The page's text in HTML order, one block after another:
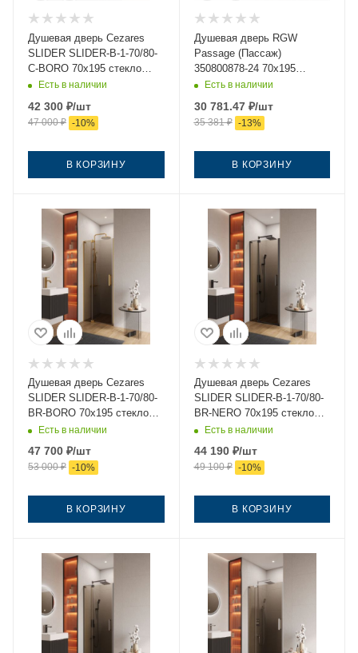
Душевая дверь Cezares
SLIDER SLIDER-B-1-70/80-
C-BORO 70х195 стекло
прозрачное профиль
Есть в наличии
42 300 ₽/шт
47 000₽ -10%
В КОРЗИНУ
Душевая дверь RGW
Passage (Пассаж)
350800878-24 70х195
стекло матовое профиль
Есть в наличии
30 781.47₽/шт
35 381₽ -13%
В КОРЗИНУ
Душевая дверь Cezares
SLIDER SLIDER-B-1-70/80-
BR-BORO 70х195 стекло
тонированное профиль
Есть в наличии
47 700 ₽/шт
53 000₽ -10%
В КОРЗИНУ
Душевая дверь Cezares
SLIDER SLIDER-B-1-70/80-
BR-NERO 70х195 стекло
тонированное профиль
Есть в наличии
44 190₽/шт
49 100₽ -10%
В КОРЗИНУ